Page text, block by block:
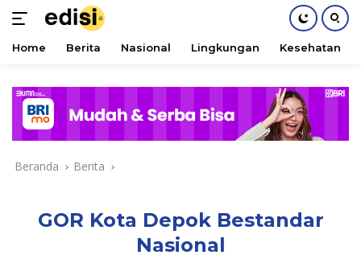
konten
Home Berita Nasional Lingkungan Kesehatan
Beranda Berita
GOR Kota Depok Bestandar
Nasional